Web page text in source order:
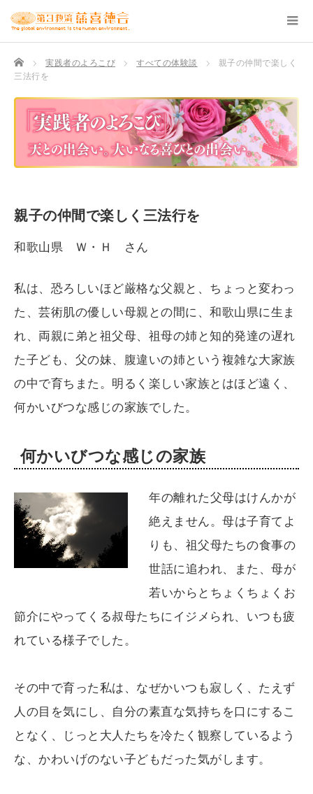
TOP 実践者のよろこび すべての体験談
親子の仲間で楽しく
三法行を
親子の仲間で楽しく三法行を
和歌山県 Ｗ・Ｈ さん
私は、恐ろしいほど厳格な父親と、ちょっと変わっ
た、芸術肌の優しい母親との間に、和歌山県に生ま
れ、両親に弟と祖父母、祖母の姉と知的発達の遅れ
た子ども、父の妹、腹違いの姉という複雑な大家族
の中で育ちまた。明るく楽しい家族とはほど遠く、
何かいびつな感じの家族でした。
何かいびつな感じの家族
年の離れた父母はけんかが
絶えません。母は子育てよ
りも、祖父母たちの食事の
世話に追われ、また、母が
若いからとちょくちょくお
節介にやってくる叔母たちにイジメられ、いつも疲
れている様子でした。
その中で育った私は、なぜかいつも寂しく、たえず
人の目を気にし、自分の素直な気持ちを口にするこ
となく、じっと大人たちを冷たく観察しているよう
な、かわいげのない子どもだった気がします。